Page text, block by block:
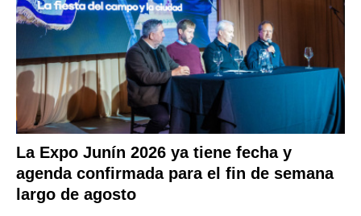
La Expo Junín 2026 ya tiene fecha y
agenda confirmada para el fin de semana
largo de agosto